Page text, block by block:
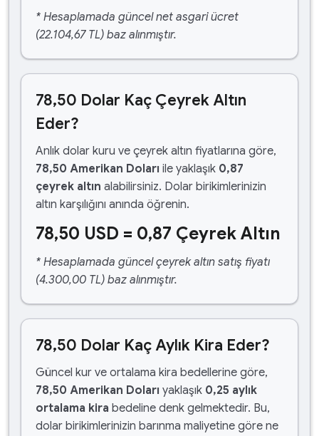
* Hesaplamada güncel net asgari ücret
(22.104,67 TL) baz alınmıştır.
78,50 Dolar Kaç Çeyrek Altın
Eder?
Anlık dolar kuru ve çeyrek altın fiyatlarına göre,
78,50 Amerikan Doları ile yaklaşık 0,87
çeyrek altın alabilirsiniz. Dolar birikimlerinizin
altın karşılığını anında öğrenin.
78,50 USD = 0,87 Çeyrek Altın
* Hesaplamada güncel çeyrek altın satış fiyatı
(4.300,00 TL) baz alınmıştır.
78,50 Dolar Kaç Aylık Kira Eder?
Güncel kur ve ortalama kira bedellerine göre,
78,50 Amerikan Doları yaklaşık 0,25 aylık
ortalama kira bedeline denk gelmektedir. Bu,
dolar birikimlerinizin barınma maliyetine göre ne